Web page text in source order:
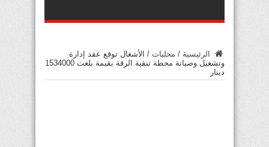
الرئيسية / محليات / الأشغال توقع عقد إدارة
وتشغيل وصيانة محطة تنقية الرقة بقيمة بلغت 1534000
دينار